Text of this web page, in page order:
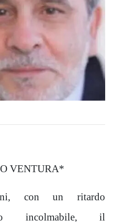
VENTURA*
con un ritardo
incolmabile, il